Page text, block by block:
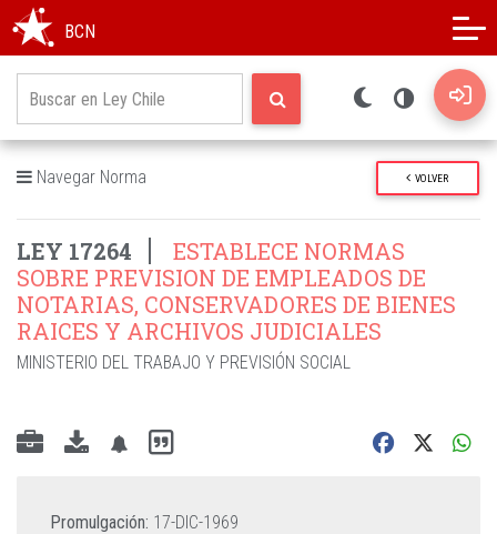
BCN
Navegar Norma VOLVER
LEY 17264
ESTABLECE NORMAS
SOBRE PREVISION DE EMPLEADOS DE
NOTARIAS, CONSERVADORES DE BIENES
RAICES Y ARCHIVOS JUDICIALES
MINISTERIO DEL TRABAJO Y PREVISIÓN SOCIAL
Promulgación: 17-DIC-1969